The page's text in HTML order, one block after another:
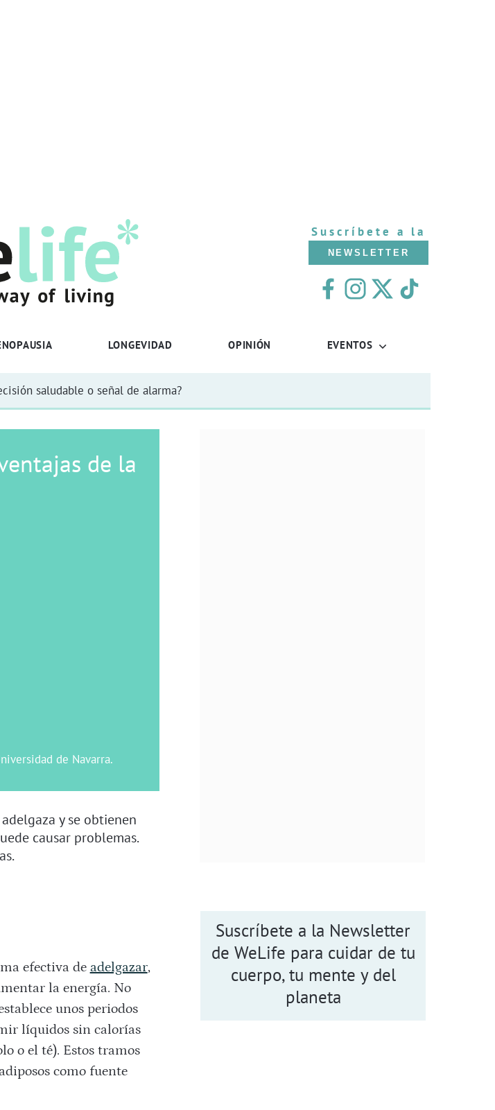
Suscríbete a la
NEWSLETTER
LONGEVIDAD OPINIÓN EVENTOS
saludable o señal de alarma?
de la
de Navarra.
y se obtienen
causar problemas.
efectiva de adelgazar,
la energía. No
unos periodos
líquidos sin calorías
o el té). Estos tramos
como fuente
Suscríbete a la Newsletter
de WeLife para cuidar de tu
cuerpo, tu mente y del
planeta